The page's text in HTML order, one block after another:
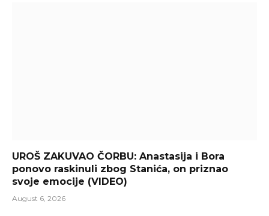
UROŠ ZAKUVAO ČORBU: Anastasija i Bora
ponovo raskinuli zbog Stanića, on priznao
svoje emocije (VIDEO)
August 6, 2026